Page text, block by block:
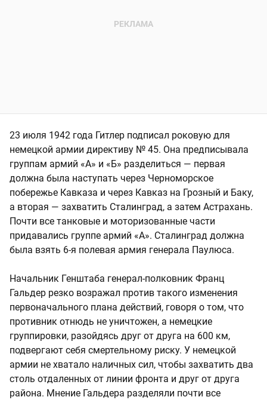
23 июля 1942 года Гитлер подписал роковую для
немецкой армии директиву № 45. Она предписывала
группам армий «А» и «Б» разделиться — первая
должна была наступать через Черноморское
побережье Кавказа и через Кавказ на Грозный и Баку,
а вторая — захватить Сталинград, а затем Астрахань.
Почти все танковые и моторизованные части
придавались группе армий «А». Сталинград должна
была взять 6-я полевая армия генерала Паулюса.
Начальник Генштаба генерал-полковник Франц
Гальдер резко возражал против такого изменения
первоначального плана действий, говоря о том, что
противник отнюдь не уничтожен, а немецкие
группировки, разойдясь друг от друга на 600 км,
подвергают себя смертельному риску. У немецкой
армии не хватало наличных сил, чтобы захватить два
столь отдаленных от линии фронта и друг от друга
района. Мнение Гальдера разделяли почти все